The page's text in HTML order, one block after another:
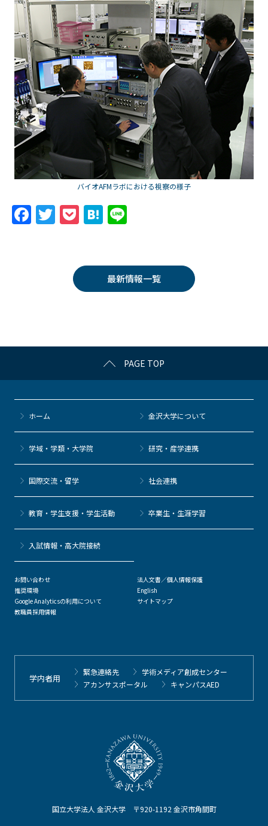
バイオAFMラボにおける視察の様子
F
k
T
er
P
k
et
H
n
a
最新情報一覧
PAGE TOP
国立大学法人 金沢大学 〒920-1192 金沢市角間町
ホーム 金沢大学について
学域・学類・大学院 研究・産学連携
国際交流・留学 社会連携
教育・学生支援・学生活動 卒業生・生涯学習
⼊試情報・高大院接続
お問い合わせ
推奨環境
Google Analyticsの利用について
教職員採用情報
法人文書／個人情報保護
English
サイトマップ
学内者用
緊急連絡先
学術メディア創成センター
アカンサスポータル
キャンパスAED